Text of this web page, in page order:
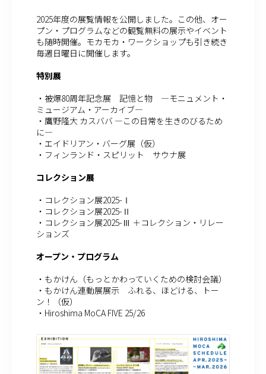
2025年度の展覧情報を公開しました。この他、オー
プン・プログラムなどの観覧無料の展示やイベント
も随時開催。モカモカ・ワークショップも引き続き
毎週日曜日に開催します。
特別展
・被爆80周年記念展 記憶と物 ―モニュメント・
ミュージアム・アーカイブ―
・鷹野隆大 カスババ ―この日常を生きのびるため
に―
・エイドリアン・バーグ展（仮）
・フィンランド・スピリット サウナ展
コレクション展
・コレクション展2025-Ⅰ
・コレクション展2025-Ⅱ
・コレクション展2025-Ⅲ ＋コレクション・リレー
ションズ
オープン・プログラム
・もかけん（もっとかわっていくための検討会議）
・もかけん連動展展示 ふれる、ほどける、トー
ン！（仮）
・Hiroshima MoCA FIVE 25/26